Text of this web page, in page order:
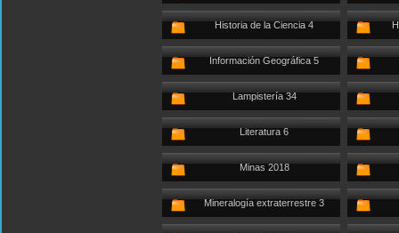
Historia de la Ciencia 4
Información Geográfica 5
Lampistería 34
Literatura 6
Minas 2018
Mineralogía extraterrestre 3